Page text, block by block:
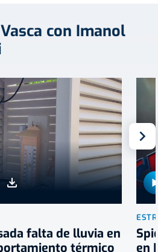
con Imanol
falta de lluvia en
térmico
en